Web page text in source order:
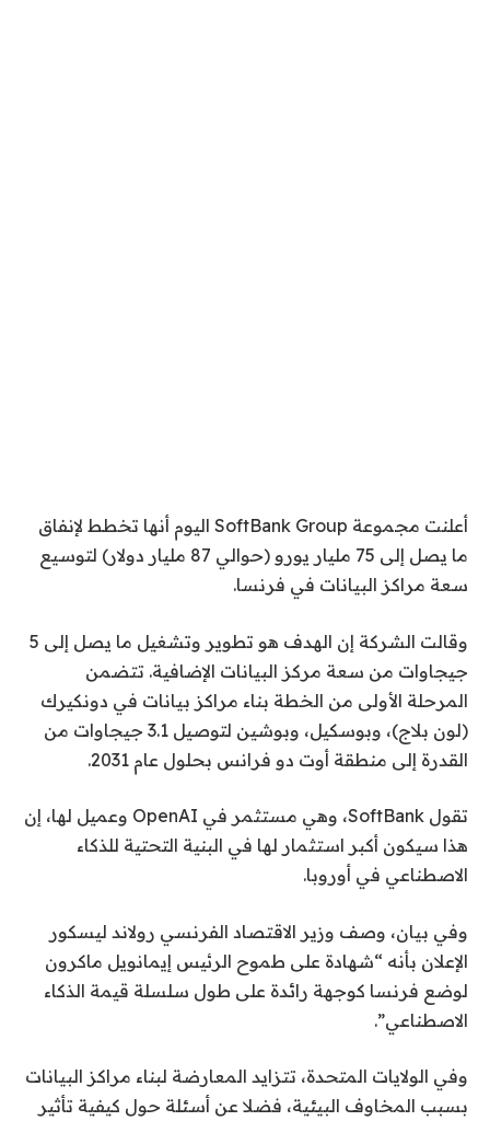
أعلنت مجموعة SoftBank Group اليوم أنها تخطط لإنفاق
ما يصل إلى 75 مليار يورو (حوالي 87 مليار دولار) لتوسيع
سعة مراكز البيانات في فرنسا.
وقالت الشركة إن الهدف هو تطوير وتشغيل ما يصل إلى 5
جيجاوات من سعة مركز البيانات الإضافية. تتضمن
المرحلة الأولى من الخطة بناء مراكز بيانات في دونكيرك
(لون بلاج)، وبوسكيل، وبوشين لتوصيل 3.1 جيجاوات من
القدرة إلى منطقة أوت دو فرانس بحلول عام 2031.
تقول SoftBank، وهي مستثمر في OpenAI وعميل لها، إن
هذا سيكون أكبر استثمار لها في البنية التحتية للذكاء
الاصطناعي في أوروبا.
وفي بيان، وصف وزير الاقتصاد الفرنسي رولاند ليسكور
الإعلان بأنه “شهادة على طموح الرئيس إيمانويل ماكرون
لوضع فرنسا كوجهة رائدة على طول سلسلة قيمة الذكاء
الاصطناعي”.
وفي الولايات المتحدة، تتزايد المعارضة لبناء مراكز البيانات
بسبب المخاوف البيئية، فضلا عن أسئلة حول كيفية تأثير